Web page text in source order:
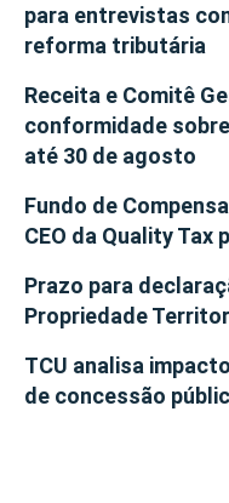
para entrevistas
reforma tributária
Receita e Comitê
conformidade
até 30 de agosto
Fundo de
CEO da Quality Tax
Prazo para
Propriedade
TCU analisa
de concessão